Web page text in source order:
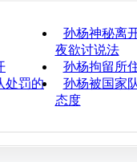
孙杨神秘离
夜欲讨说法
孙杨拘留所
处罚的
孙杨被国家
态度